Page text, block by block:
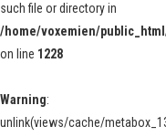
such file or directory in
/home/voxemien/
on line 1228
Warning:
unlink(views/cache/